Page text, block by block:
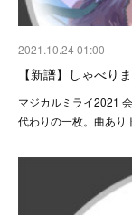
2021.10.24 01:00
【新譜】しゃべり
マジカルミライ2021
代わりの一枚。曲あ